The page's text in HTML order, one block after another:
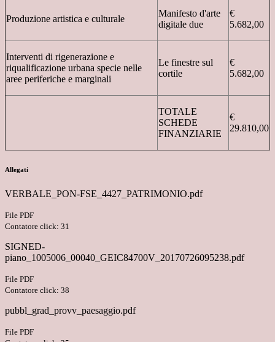
Produzione artistica e culturale
Manifesto d'arte
digitale due
€
5.682,00
Interventi di rigenerazione e
riqualificazione urbana specie nelle
aree periferiche e marginali
Le finestre sul
cortile
€
5.682,00
TOTALE
SCHEDE
FINANZIARIE
€
29.810,00
Allegati
VERBALE_PON-FSE_4427_PATRIMONIO.pdf
File PDF
Contatore click: 31
SIGNED-
piano_1005006_00040_GEIC84700V_20170726095238.pdf
File PDF
Contatore click: 38
pubbl_grad_provv_paesaggio.pdf
File PDF